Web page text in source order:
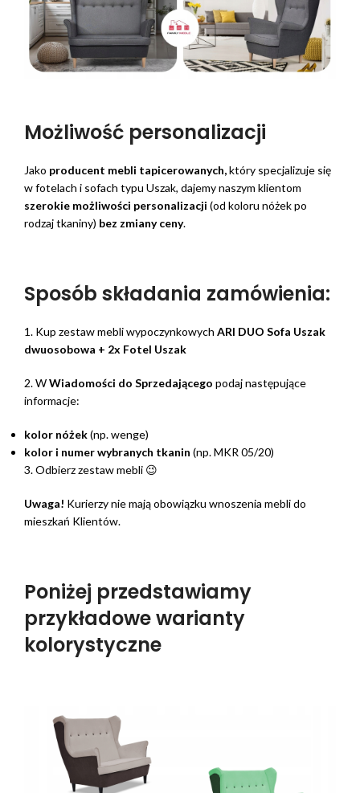
Możliwość personalizacji
Jako producent mebli tapicerowanych,który specjalizuje się
w fotelach i sofach typu Uszak, dajemy naszym klientom
szerokie możliwości personalizacji (od koloru nóżek po
rodzaj tkaniny) bez zmiany ceny.
Sposób składania zamówienia:
1. Kup zestaw mebli wypoczynkowych ARI DUO Sofa Uszak
dwuosobowa + 2x Fotel Uszak
2. WWiadomości do Sprzedającego podaj następujące
informacje:
kolor nóżek(np. wenge)
kolor i numer wybranych tkanin (np. MKR 05/20)
3. Odbierz zestaw mebli 😉
Uwaga! Kurierzy nie mają obowiązku wnoszenia mebli do
mieszkań Klientów.
Poniżej przedstawiamy
przykładowe warianty
kolorystyczne